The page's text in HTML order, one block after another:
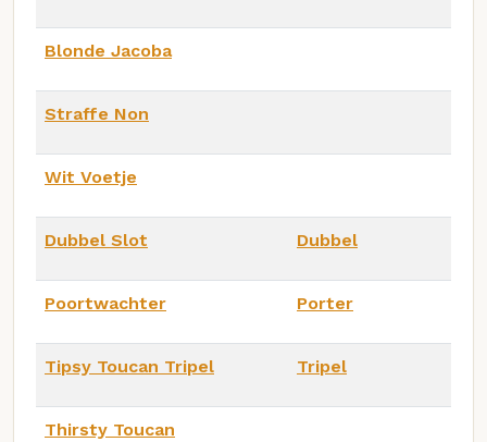
Blonde Jacoba
Straffe Non
Wit Voetje
Dubbel Slot Dubbel
Poortwachter Porter
Tipsy Toucan Tripel Tripel
Thirsty Toucan